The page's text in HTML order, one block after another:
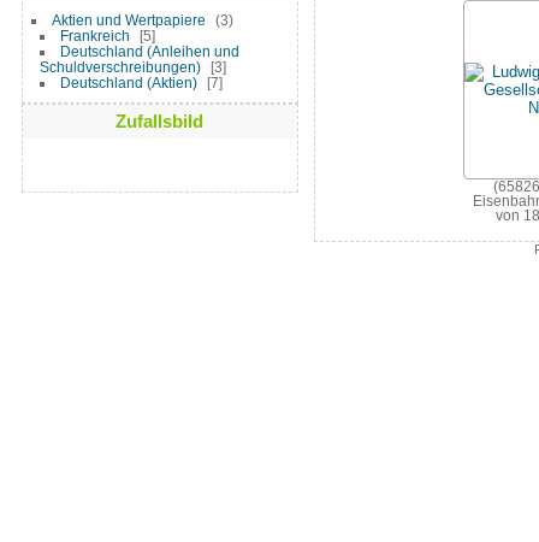
Aktien und Wertpapiere
3
Frankreich
5
Deutschland (Anleihen und
Schuldverschreibungen)
3
Deutschland (Aktien)
7
Zufallsbild
von